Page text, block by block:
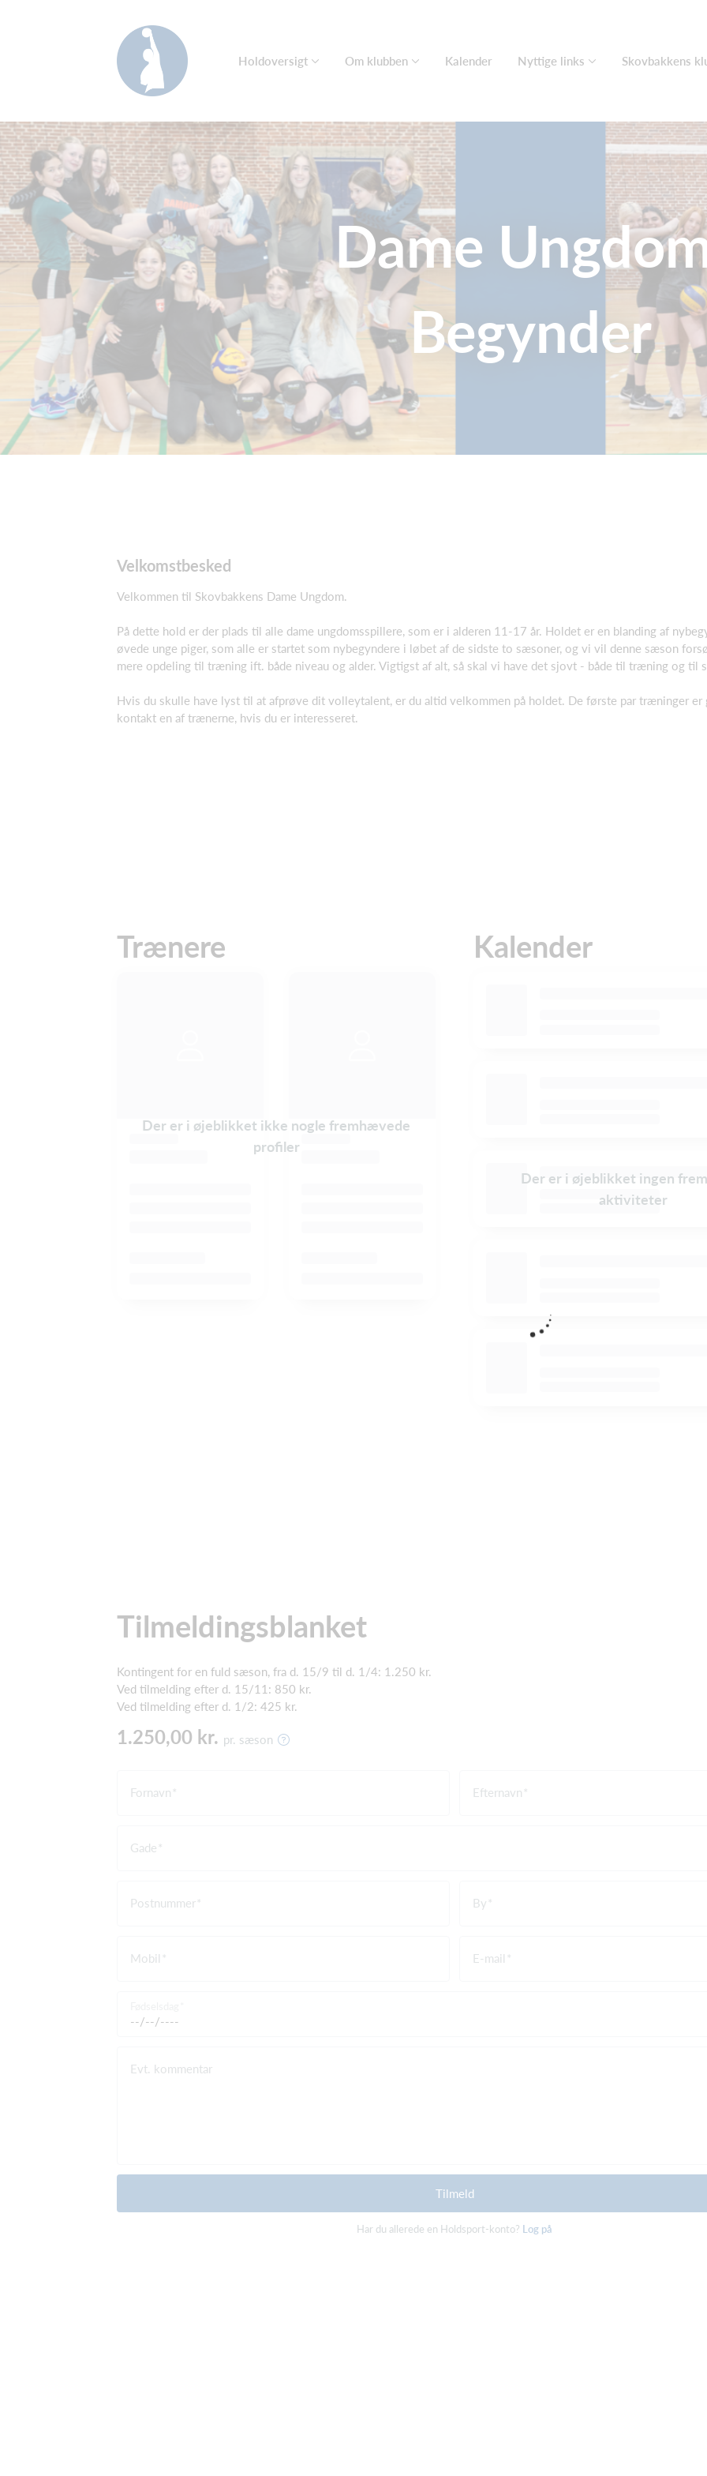
Holdoversigt Om klubben Kalender Nyttige links Skovbakkens
Dame
Begynder
Velkomstbesked
Velkommen til Skovbakkens Dame Ungdom.
På dette hold er der plads til alle dame ungdomsspillere, som er i alderen 11-17 år. Holdet er en blanding af
øvede unge piger, som alle er startet som nybegyndere i løbet af de sidste to sæsoner, og vi vil denne sæson
mere opdeling til træning ift. både niveau og alder. Vigtigst af alt, så skal vi have det sjovt - både til træning og til
Hvis du skulle have lyst til at afprøve dit volleytalent, er du altid velkommen på holdet. De første par træninger er
kontakt en af trænerne, hvis du er interesseret.
Trænere
Der er i øjeblikket ikke nogle fremhævede
profiler
Kalender
Der er i øjeblikket ingen
aktiviteter
Tilmeldingsblanket
Kontingent for en fuld sæson, fra d. 15/9 til d. 1/4: 1.250 kr.
Ved tilmelding efter d. 15/11: 850 kr.
Ved tilmelding efter d. 1/2: 425 kr.
1.250,00 kr. pr. sæson
Fornavn Efternavn
Gade
Postnummer By
Mobil E-mail
Evt. kommentar
Tilmeld
Har du allerede en Holdsport-konto? Log på